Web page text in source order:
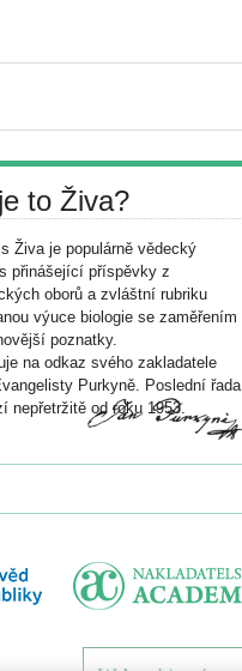
to Živa?
Živa je populárně vědecký
přinášející příspěvky z
oborů a zvláštní rubriku
výuce biologie se zaměřením
poznatky.
na odkaz svého zakladatele
Purkyně. Poslední řada
nepřetržitě od roku 1953.